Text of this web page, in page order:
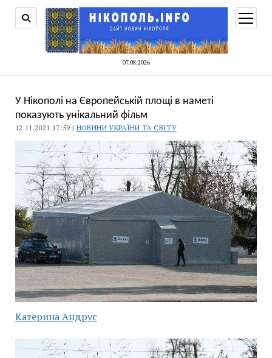
07.08.2026
меню
У Нікополі на Європейській площі в наметі
показують унікальний фільм
12.11.2021 17:59 | НОВИНИ УКРАЇНИ ТА СВІТУ
Катерина Андрус